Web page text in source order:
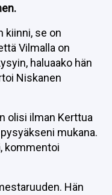
kiinni, se on
Vilmalla on
haluaako hän
Niskanen
olisi ilman Kerttua
mukana.
kommentoi
Hän